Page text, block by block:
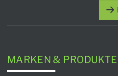
MARKEN & PRODUKTE